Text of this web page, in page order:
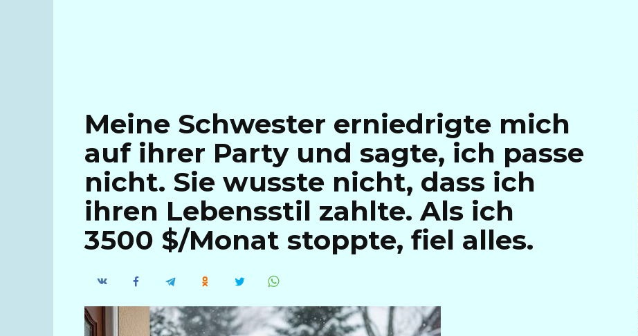
Meine Schwester erniedrigte mich
auf ihrer Party und sagte, ich passe
nicht. Sie wusste nicht, dass ich
ihren Lebensstil zahlte. Als ich
3500 $/Monat stoppte, fiel alles.